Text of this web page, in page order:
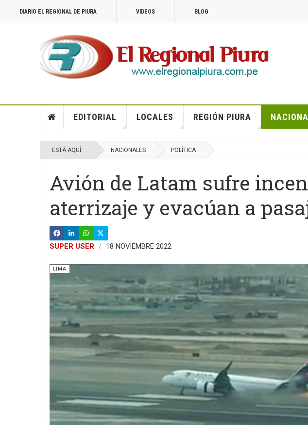
DIARIO EL REGIONAL DE PIURA VIDEOS BLOG
EDITORIAL LOCALES REGIÓN PIURA
ESTÁ AQUÍ: NACIONALES POLÍTICA
Avión de Latam sufre
aterrizaje y evacúan a
SUPER USER 18 NOVIEMBRE 2022
LIMA